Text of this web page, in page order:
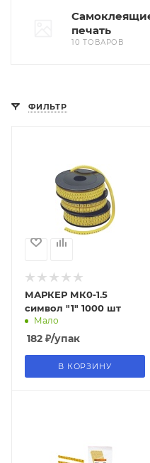
печать
10 ТОВАРОВ
ФИЛЬТР
МАРКЕР МК0-1.5
символ "1" 1000 шт
Мало
182 ₽/упак
В КОРЗИНУ